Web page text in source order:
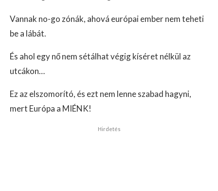
Vannak no-go zónák, ahová európai ember nem teheti
be a lábát.
És ahol egy nő nem sétálhat végig kíséret nélkül az
utcákon…
Ez az elszomorító, és ezt nem lenne szabad hagyni,
mert Európa a MIÉNK!
Hirdetés